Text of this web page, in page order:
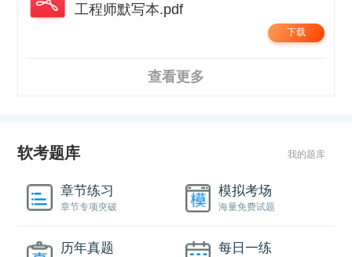
工程师默写本.pdf
下载
查看更多
软考题库 我的题库
章节练习
章节专项突破
模拟考场
海量免费试题
历年真题 每日一练